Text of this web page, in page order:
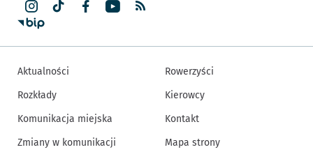
Aktualności
Rozkłady
Komunikacja miejska
Zmiany w komunikacji
Rowerzyści
Kierowcy
Kontakt
Mapa strony